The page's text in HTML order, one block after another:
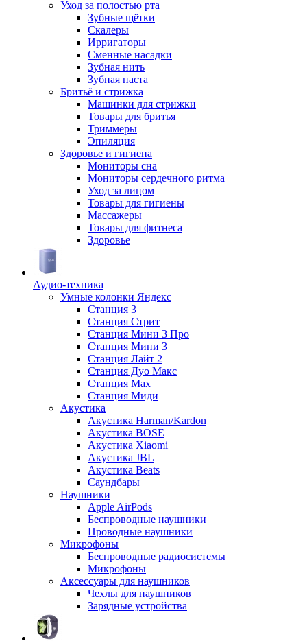
Уход за полостью рта
Зубные щётки
Скалеры
Ирригаторы
Сменные насадки
Зубная нить
Зубная паста
Бритьё и стрижка
Машинки для стрижки
Товары для бритья
Триммеры
Эпиляция
Здоровье и гигиена
Мониторы сна
Мониторы сердечного ритма
Уход за лицом
Товары для гигиены
Массажеры
Товары для фитнеса
Здоровье
Аудио-техника
Умные колонки Яндекс
Станция 3
Станция Стрит
Станция Мини 3 Про
Станция Мини 3
Станция Лайт 2
Станция Дуо Макс
Станция Max
Станция Миди
Акустика
Акустика Harman/Kardon
Акустика BOSE
Акустика Xiaomi
Акустика JBL
Акустика Beats
Саундбары
Наушники
Apple AirPods
Беспроводные наушники
Проводные наушники
Микрофоны
Беспроводные радиосистемы
Микрофоны
Аксессуары для наушников
Чехлы для наушников
Зарядные устройства